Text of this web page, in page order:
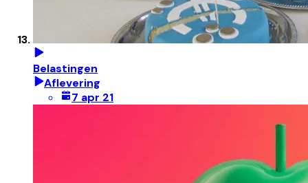
Belastingen
Aflevering
7 apr 21